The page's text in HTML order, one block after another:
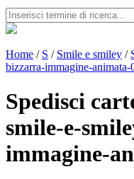
Home / S / Smile e smiley /
bizzarra-immagine-animata-
Spedisci
smile-e-
immagine-